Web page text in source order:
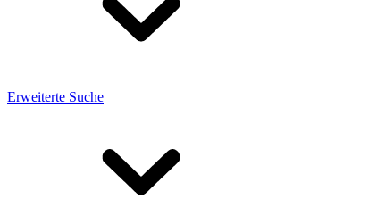
Erweiterte Suche